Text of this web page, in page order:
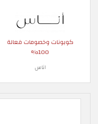
كوبونات وخصومات فعالة
100%
اناس